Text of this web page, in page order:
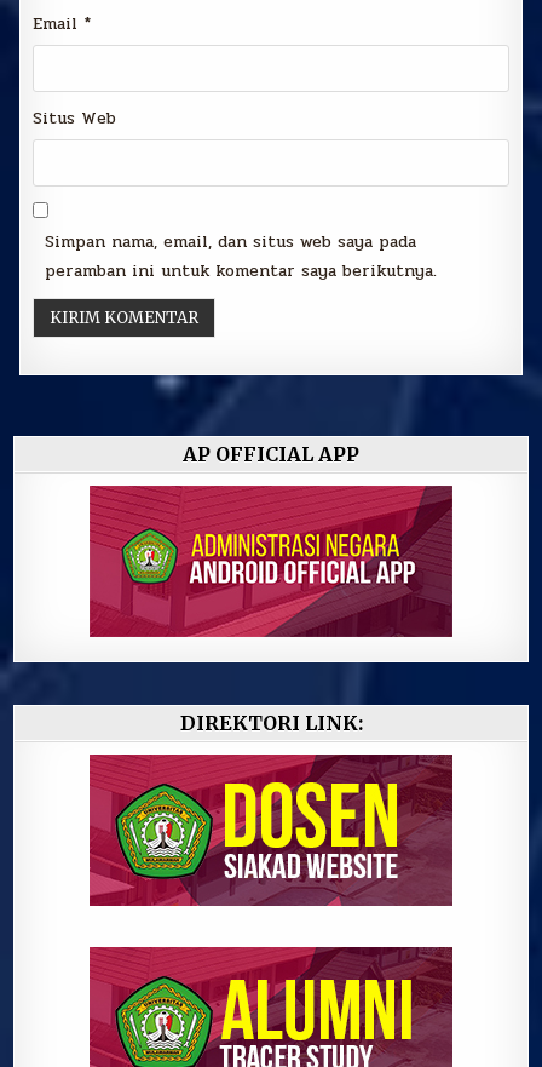
Email *
Situs Web
Simpan nama, email, dan situs web saya pada
peramban ini untuk komentar saya berikutnya.
AP OFFICIAL APP
DIREKTORI LINK: